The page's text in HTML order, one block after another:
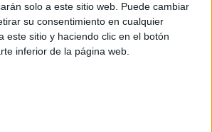
solo a este sitio web. Puede cambiar
su consentimiento en cualquier
este sitio y haciendo clic en el botón
inferior de la página web.
que han de fer els
un "contacte directe" amb